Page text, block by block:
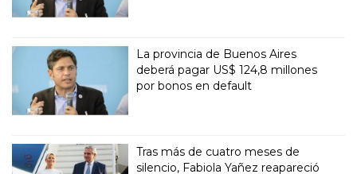
La provincia de Buenos Aires
deberá pagar US$ 124,8 millones
por bonos en default
Tras más de cuatro meses de
silencio, Fabiola Yañez reapareció